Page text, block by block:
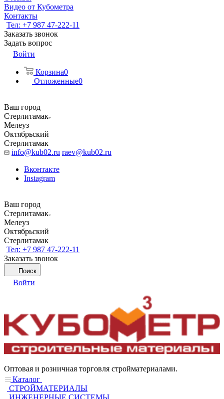
Видео от Кубометра
Контакты
Тел: +7 987 47-222-11
Заказать звонок
Задать вопрос
Войти
Корзина0
Отложенные0
Ваш город
Стерлитамак
Мелеуз
Октябрьский
Стерлитамак
info@kub02.ru raev@kub02.ru
Вконтакте
Instagram
Ваш город
Стерлитамак
Мелеуз
Октябрьский
Стерлитамак
Тел: +7 987 47-222-11
Заказать звонок
Поиск
Войти
Оптовая и розничная торговля стройматериалами.
Каталог
СТРОЙМАТЕРИАЛЫ
ИНЖЕНЕРНЫЕ СИСТЕМЫ